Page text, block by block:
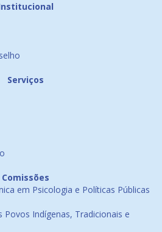
Serviços
Comissões
em Psicologia e Políticas Públicas
Indígenas, Tradicionais e